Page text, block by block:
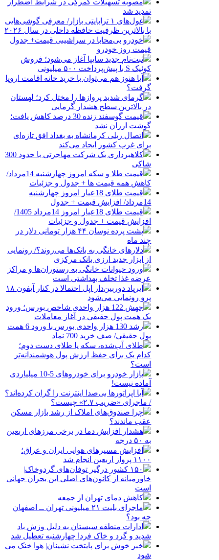
مصوبه تسهیلات گمرکی در شرایط اضطرار
تمدید شد
غول‌های ۱ ترابایتی بازار/ معرفی گوشی‌هایی
با بالاترین ظرفیت حافظه داخلی در سال ۲۰۲۶
خودرو بی‌محابا در سراشیبی قیمت+ جدول
قیمت روز خودرو
ثبت‌نام جدید سایپا آغاز می‌شود؛ فروش
کوئیک S با پیش‌پرداخت ۵۰۰ میلیونی
آیا هنوز هم می‌توان با خرید خانه اقامت اروپا
گرفت؟
گرمای شدید پروازها را مختل کرد؛ لهستان
در بالاترین سطح هشدار گرمایی
قیمت گوسفند زنده 30 درصد کاهش یافت؛
گوشت ارزان نشد
اتصال ریلی کرمانشاه به بغداد افق تازه‌ای
برای غرب کشور ایجاد می‌کند
کلاهبرداری یک شرکت مهاجرتی با حدود 300
شاکی
قیمت طلا و سکه امروز چهارشنبه 14مرداد/
کاهش همه قیمت ها + جدول و جزئیات
قیمت طلای 18عیار امروز چهارشنبه
14مرداد/ افزایش قیمت + جدول
قیمت طلای 18عیار امروز 14مرداد 1405/
افزایش قیمت + جدول و جزئیات
پشت پرده نوسان ۴۴ هزار تومانی دلار در
چند ماه
دلارهای خانگی به بانک‌ها می‌روند؟/ رونمایی
از ابزار جدید ارزی بانک مرکزی
ورود حیوانات خانگی به رستوران‌ها و مراکز
عرضه غذا تخلف بهداشتی است
ایرپاد دوربین‌دار اپل احتمالا در کنار آیفون ۱۸
پرو رونمایی می‌شود
جهش 122 هزار واحدی شاخص بورس؛ ورود
یک همت پول حقیقی در آغاز معاملات
رشد 130 هزار واحدی بورس با ورود 6 همت
پول حقیقی/ صف خرید 700 نماد
طلای آب‌شده، سکه یا طلای دست دوم؛
کدام یک برای حفظ ارزش پول هوشمندانه‌تر
است؟
بازار خودرو برای خودروهای 5-10 میلیاردی
آماده نیست!
آیا اپراتورها بی‌صدا اینترنت را گران کرده‌اند؟
/ ماجرای «ضریب ۲.۷» چیست؟
چرا صندوق‌های املاک از رشد بازار مسکن
عقب ماندند؟
هشدار افزایش دما در برخی مرزهای اربعین
به ۵۰ درجه
افزایش مسیرهای هوایی ایران و عراق؛
۱۱۰۰ پرواز اربعین انجام شد
۱۵۰ کشور درگیر توفان‌های گردوخاک|
خاورمیانه از کانون‌های اصلی این بحران جهانی
است
کاهش دمای تهران از جمعه
ماجرای بلیت ۲۱ میلیونی تهران ــ اصفهان
چه بود؟
ادارات منطقه سیستان به دلیل وزش باد
شدید و گرد و خاک فردا چهارشنبه تعطیل شد
خبر خوش برای پایتخت نشینان| هوا خنک می
شود